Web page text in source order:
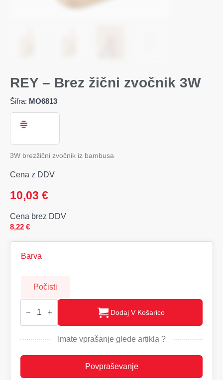
REY – Brez žični zvočnik 3W
Šifra: MO6813
3W brezžični zvočnik iz bambusa
Cena z DDV
10,03 €
Cena brez DDV
8,22 €
Barva
Počisti
REY
žični
3W
Dodaj V Košarico
Imate vprašanje glede artikla ?
Povpraševanje